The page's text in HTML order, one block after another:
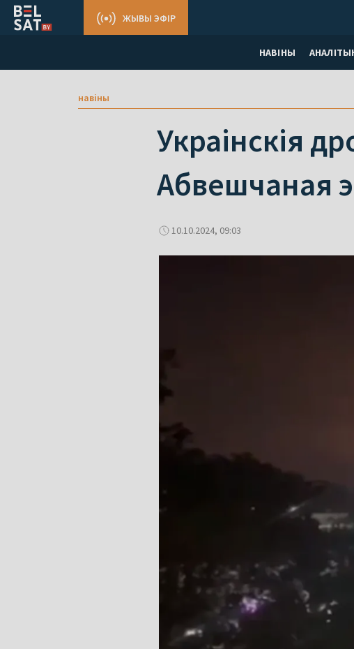
НАВІНЫ
ЖЫВЫ ЭФІР
навіны
Украінскія
Абвешчаная
10.10.2024, 09:03